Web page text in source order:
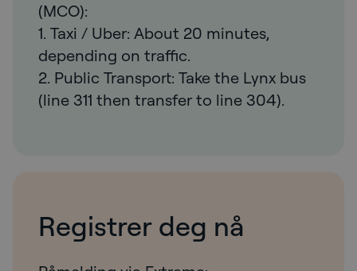
(MCO):
1. Taxi / Uber: About 20 minutes,
depending on traffic.
2. Public Transport: Take the Lynx bus
(line 311 then transfer to line 304).
Registrer deg nå